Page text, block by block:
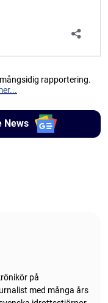
rapportering.
News
på
med många års